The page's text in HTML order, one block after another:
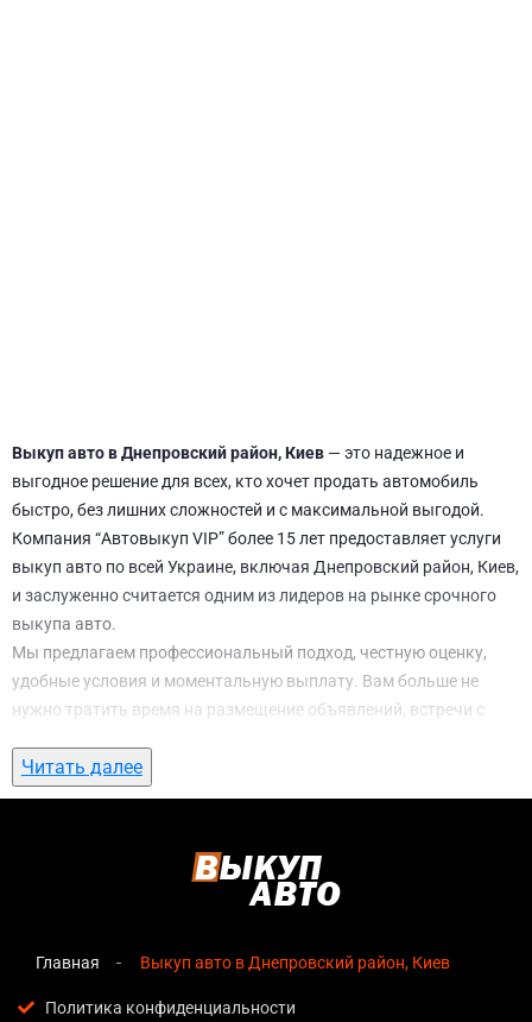
Выкуп авто в Днепровский район, Киев — это надежное и
выгодное решение для всех, кто хочет продать автомобиль
быстро, без лишних сложностей и с максимальной выгодой.
Компания “Автовыкуп VIP” более 15 лет предоставляет услуги
выкуп авто по всей Украине, включая Днепровский район, Киев,
и заслуженно считается одним из лидеров на рынке срочного
выкупа авто.
Мы предлагаем профессиональный подход, честную оценку,
удобные условия и моментальную выплату. Вам больше не
нужно тратить время на размещение объявлений, встречи с
ожидание. С нами вы можете
Киеввсего за 1 день.
авто в Днепровский район, Киев
озвучивается сразу после обращения, без скрытых
Прозрачные условия— все этапы сделки полностью
Читать далее
Главная Выкуп авто в Днепровский район, Киев
Политика конфиденциальности